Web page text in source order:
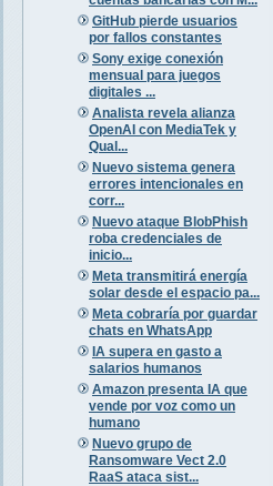
GitHub pierde usuarios
por fallos constantes
Sony exige conexión
mensual para juegos
digitales ...
Analista revela alianza
OpenAI con MediaTek y
Qual...
Nuevo sistema genera
errores intencionales en
corr...
Nuevo ataque BlobPhish
roba credenciales de
inicio...
Meta transmitirá energía
solar desde el espacio pa...
Meta cobraría por guardar
chats en WhatsApp
IA supera en gasto a
salarios humanos
Amazon presenta IA que
vende por voz como un
humano
Nuevo grupo de
Ransomware Vect 2.0
RaaS ataca sist...